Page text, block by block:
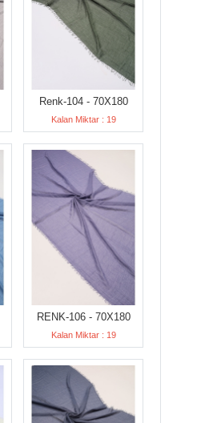
Renk-104 - 70X180
Kalan Miktar : 19
RENK-106 - 70X180
Kalan Miktar : 19